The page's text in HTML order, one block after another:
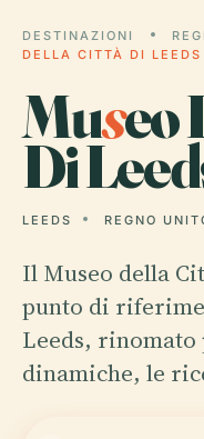
DESTINAZIONI
DELLA CITTÀ DI LEEDS
Museo
Di
LEEDS REGNO
Il Museo della
punto di
Leeds, rinomato
dinamiche, le